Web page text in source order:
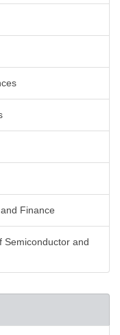
Finance
Semiconductor and